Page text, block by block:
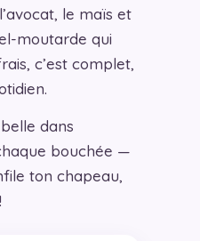
le maïs et
moutarde qui
c’est complet,
dans
bouchée —
ton chapeau,